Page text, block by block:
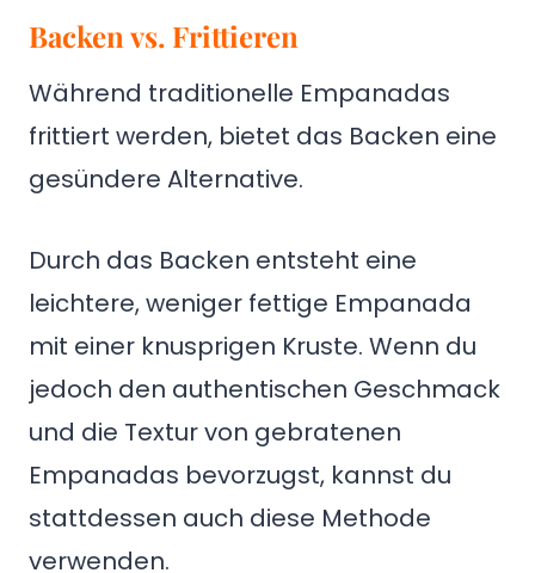
Backen vs. Frittieren
Während traditionelle Empanadas
frittiert werden, bietet das Backen eine
gesündere Alternative.
Durch das Backen entsteht eine
leichtere, weniger fettige Empanada
mit einer knusprigen Kruste. Wenn du
jedoch den authentischen Geschmack
und die Textur von gebratenen
Empanadas bevorzugst, kannst du
stattdessen auch diese Methode
verwenden.